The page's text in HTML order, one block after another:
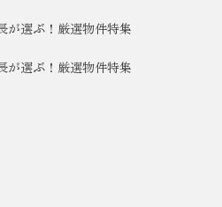
が選ぶ！厳選物件特集
が選ぶ！厳選物件特集